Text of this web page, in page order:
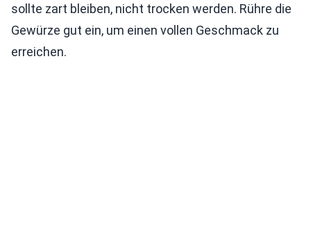
sollte zart bleiben, nicht trocken werden. Rühre die
Gewürze gut ein, um einen vollen Geschmack zu
erreichen.